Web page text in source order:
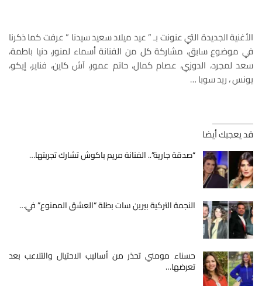
الأغنية الجديدة التي عنونت بـ ” عيد ميلاد سعيد سيدنا ” عرفت كما ذكرنا
في موضوع سابق، مشاركة كل من الفنانة أسماء لمنور، دنيا باطمة،
سعد لمجرد، الدوزي، عصام كمال، حاتم عمور، آش كاين، فناير، إيكو،
يونس ، ريد سوبا …
قد يعجبك أيضا
“صدقة جارية”.. الفنانة مريم باكوش تشارك تجربتها…
النجمة التركية بيرين سات بطلة “العشق الممنوع” في…
حسناء مومني تحذر من أساليب الاحتيال والتلاعب بعد
تعرضها…